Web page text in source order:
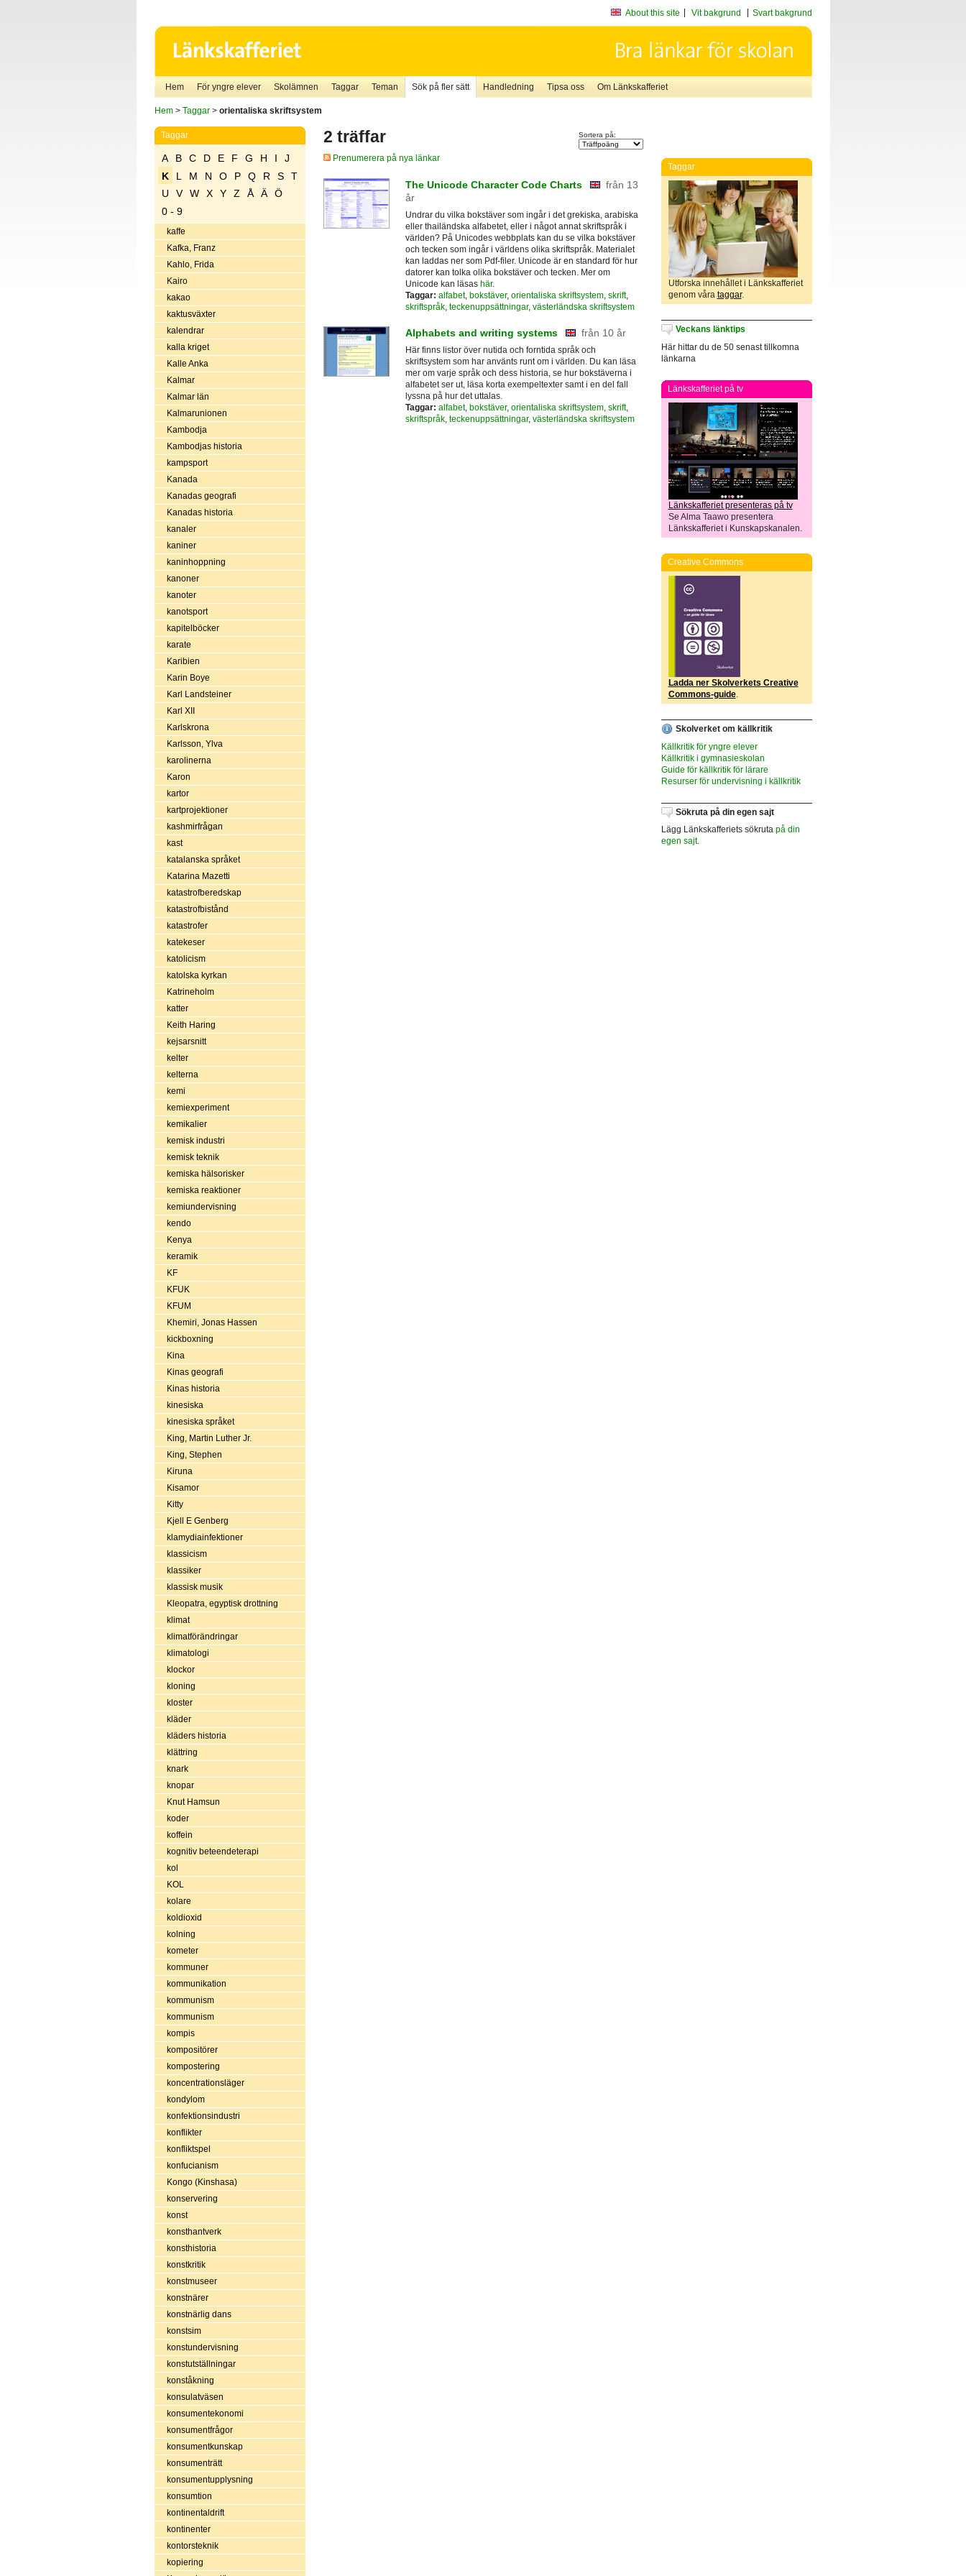
About this site Vit bakgrund Svart bakgrund
Hem För yngre elever Skolämnen Taggar Teman Sök på fler sätt Handledning Tipsa oss Om Länkskafferiet
Hem> Taggar> orientaliska skriftsystem
Taggar
A B C D E F G H I
J
K
L M N O P Q R S
T
U
V W X Y Z Å Ä
Ö
0 - 9
kaffe
Kafka, Franz
Kahlo, Frida
Kairo
kakao
kaktusväxter
kalendrar
kalla kriget
Kalle Anka
Kalmar
Kalmar län
Kalmarunionen
Kambodja
Kambodjas historia
kampsport
Kanada
Kanadas geografi
Kanadas historia
kanaler
kaniner
kaninhoppning
kanoner
kanoter
kanotsport
kapitelböcker
karate
Karibien
Karin Boye
Karl Landsteiner
Karl XII
Karlskrona
Karlsson, Ylva
karolinerna
Karon
kartor
kartprojektioner
kashmirfrågan
kast
katalanska språket
Katarina Mazetti
katastrofberedskap
katastrofbistånd
katastrofer
katekeser
katolicism
katolska kyrkan
Katrineholm
katter
Keith Haring
kejsarsnitt
kelter
kelterna
kemi
kemiexperiment
kemikalier
kemisk industri
kemisk teknik
kemiska hälsorisker
kemiska reaktioner
kemiundervisning
kendo
Kenya
keramik
KF
KFUK
KFUM
Khemiri, Jonas Hassen
kickboxning
Kina
Kinas geografi
Kinas historia
kinesiska
kinesiska språket
King, Martin Luther Jr.
King, Stephen
Kiruna
Kisamor
Kitty
Kjell E Genberg
klamydiainfektioner
klassicism
klassiker
klassisk musik
Kleopatra, egyptisk drottning
klimat
klimatförändringar
klimatologi
klockor
kloning
kloster
kläder
kläders historia
klättring
knark
knopar
Knut Hamsun
koder
koffein
kognitiv beteendeterapi
kol
KOL
kolare
koldioxid
kolning
kometer
kommuner
kommunikation
kommunism
kommunism
kompis
kompositörer
kompostering
koncentrationsläger
kondylom
konfektionsindustri
konflikter
konfliktspel
konfucianism
Kongo (Kinshasa)
konservering
konst
konsthantverk
konsthistoria
konstkritik
konstmuseer
konstnärer
konstnärlig dans
konstsim
konstundervisning
konstutställningar
konståkning
konsulatväsen
konsumentekonomi
konsumentfrågor
konsumentkunskap
konsumenträtt
konsumentupplysning
konsumtion
kontinentaldrift
kontinenter
kontorsteknik
kopiering
2 träffar Sortera på:
Prenumerera på nya länkar
The Unicode Character Code Charts
från 13
år
Undrar du vilka bokstäver som ingår i det grekiska, arabiska
eller thailändska alfabetet, eller i något annat skriftspråk i
världen? På Unicodes webbplats kan du se vilka bokstäver
och tecken som ingår i världens olika skriftspråk. Materialet
kan laddas ner som Pdf-filer. Unicode är en standard för hur
datorer kan tolka olika bokstäver och tecken. Mer om
Unicode kan läsas här.
Taggar: alfabet, bokstäver, orientaliska skriftsystem, skrift,
skriftspråk, teckenuppsättningar, västerländska skriftsystem
Alphabets and writing systems från 10 år
Här finns listor över nutida och forntida språk och
skriftsystem som har använts runt om i världen. Du kan läsa
mer om varje språk och dess historia, se hur bokstäverna i
alfabetet ser ut, läsa korta exempeltexter samt i en del fall
lyssna på hur det uttalas.
Taggar: alfabet, bokstäver, orientaliska skriftsystem, skrift,
skriftspråk, teckenuppsättningar, västerländska skriftsystem
Taggar
Utforska innehållet i Länkskafferiet
genom våra taggar.
Veckans länktips
Här hittar du de 50 senast tillkomna
länkarna
Länkskafferiet på tv
Länkskafferiet presenteras på tv
Se Alma Taawo presentera
Länkskafferiet i Kunskapskanalen.
Creative Commons
Ladda ner Skolverkets Creative
Commons-guide.
Skolverket om källkritik
Källkritik för yngre elever
Källkritik i gymnasieskolan
Guide för källkritik för lärare
Resurser för undervisning i källkritik
Sökruta på din egen sajt
Lägg Länkskafferiets sökruta på din
egen sajt.